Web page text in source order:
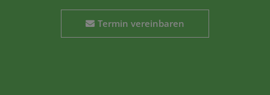
Termin vereinbaren